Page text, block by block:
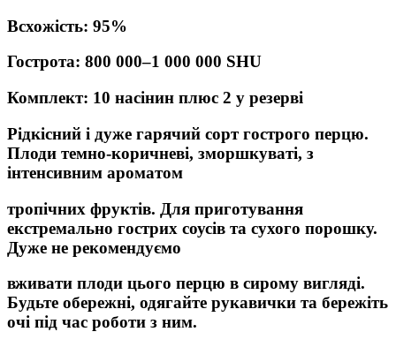
Всхожість: 95%
Гострота: 800 000–1 000 000 SHU
Комплект: 10 насінин плюс 2 у резерві
Рідкісний і дуже гарячий сорт гострого перцю.
Плоди темно-коричневі, зморшкуваті, з
інтенсивним ароматом
тропічних фруктів. Для приготування
екстремально гострих соусів та сухого порошку.
Дуже не рекомендуємо
вживати плоди цього перцю в сирому вигляді.
Будьте обережні, одягайте рукавички та бережіть
очі під час роботи з ним.